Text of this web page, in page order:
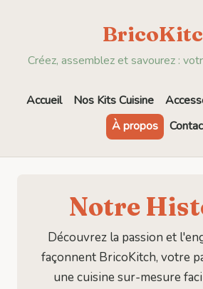
Créez, assemblez et savourez :
Accueil Nos Kits Cuisine
À propos
Notre
Découvrez la passion et
façonnent BricoKitch, votre
une cuisine sur-mesure